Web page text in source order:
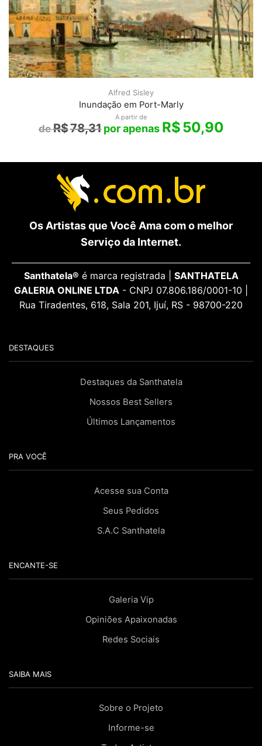
Alfred Sisley
Inundação em Port-Marly
A partir de
R$78,31 R$50,90
Os Artistas que Você Ama com o melhor
Serviço da Internet.
Santhatela® é marca registrada | SANTHATELA
GALERIA ONLINE LTDA - CNPJ 07.806.186/0001-10 |
Rua Tiradentes, 618, Sala 201, Ijuí, RS - 98700-220
DESTAQUES
Destaques da Santhatela
Nossos Best Sellers
Últimos Lançamentos
PRA VOCÊ
Acesse sua Conta
Seus Pedidos
S.A.C Santhatela
ENCANTE-SE
Galeria Vip
Opiniões Apaixonadas
Redes Sociais
SAIBA MAIS
Sobre o Projeto
Informe-se